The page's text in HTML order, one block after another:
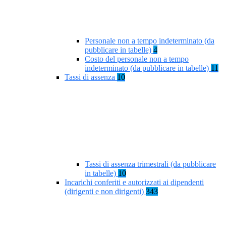
Personale non a tempo indeterminato (da
pubblicare in tabelle) 4
Costo del personale non a tempo
indeterminato (da pubblicare in tabelle) 11
Tassi di assenza 10
Tassi di assenza trimestrali (da pubblicare
in tabelle) 10
Incarichi conferiti e autorizzati ai dipendenti
(dirigenti e non dirigenti) 343